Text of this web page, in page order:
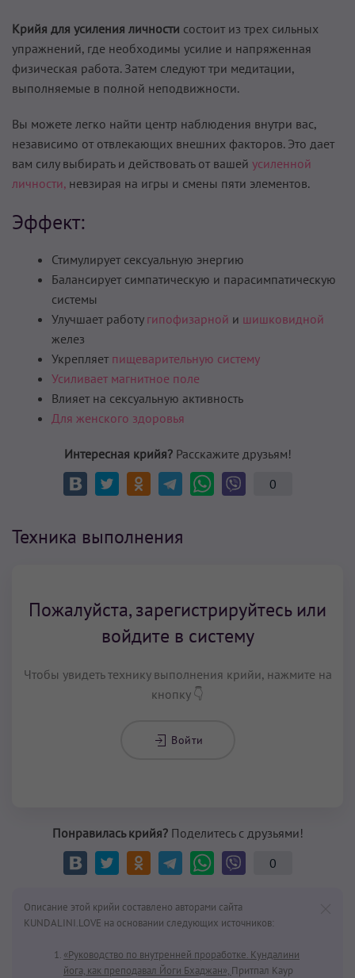
Крийя для усиления личности состоит из трех сильных
упражнений, где необходимы усилие и напряженная
физическая работа. Затем следуют три медитации,
выполняемые в полной неподвижности.
Вы можете легко найти центр наблюдения внутри вас,
независимо от отвлекающих внешних факторов. Это дает
вам силу выбирать и действовать от вашей усиленной
личности, невзирая на игры и смены пяти элементов.
Эффект:
Стимулирует сексуальную энергию
Балансирует симпатическую и парасимпатическую
системы
Улучшает работу гипофизарной и шишковидной
желез
Укрепляет пищеварительную систему
Усиливает магнитное поле
Влияет на сексуальную активность
Для женского здоровья
Интересная крийя?Расскажите друзьям!
0
Техника выполнения
Пожалуйста, зарегистрируйтесь или
войдите в систему
Чтобы увидеть технику выполнения крийи, нажмите на
кнопку 👇
Войти
Понравилась крийя?Поделитесь с друзьями!
0
Описание этой крийи составлено авторами сайта
KUNDALINI.LOVE на основании следующих источников:
«Руководство по внутренней проработке. Кундалини
йога, как преподавал Йоги Бхаджан», Притпал Каур